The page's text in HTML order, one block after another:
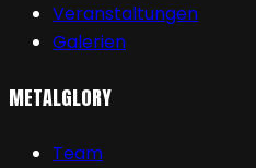
Veranstaltungen
Galerien
METALGLORY
Team